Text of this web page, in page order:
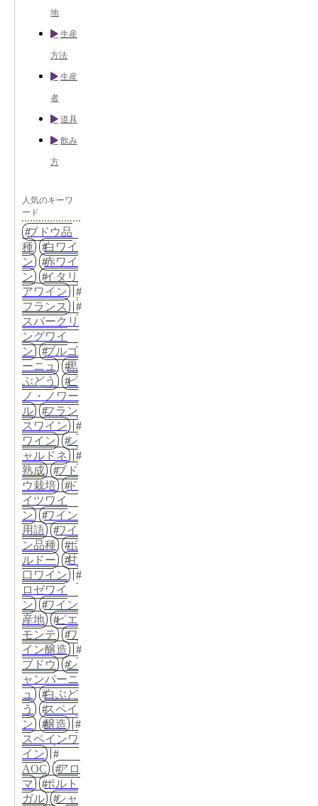
地
生産
方法
生産
者
道具
飲み
方
人気のキーワ
ード
ブドウ品
種
白ワイ
ン
赤ワイ
ン
イタリ
アワイン
フランス
スパークリ
ングワイ
ン
ブルゴ
ーニュ
黒
ぶどう
ピ
ノ・ノワー
ル
フラン
スワイン
ワイン
シ
ャルドネ
熟成
ブド
ウ栽培
ド
イツワイ
ン
ワイン
用語
ワイ
ン品種
ボ
ルドー
甘
口ワイン
ロゼワイ
ン
ワイン
産地
ピエ
モンテ
ワ
イン醸造
ブドウ
シ
ャンパーニ
ュ
白ぶど
う
スペイ
ン
醸造
スペインワ
イン
AOC
アロ
マ
ポルト
ガル
シャ